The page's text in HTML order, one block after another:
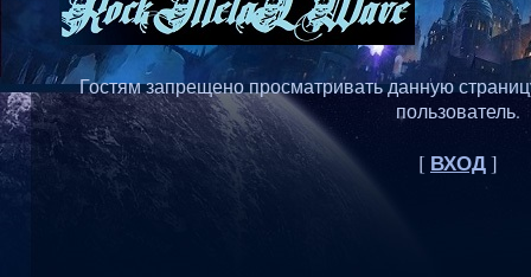
Гостям запрещено просматривать данную
пользователь.
[ ВХОД]